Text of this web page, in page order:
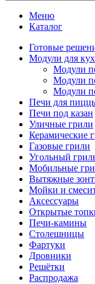
Меню
Каталог
Готовые
Модули для
Модули
Модули
Модули
Печи для
Печи под казан
Уличные грили
Керамические
Газовые грили
Угольный
Мобильные
Вытяжные
Мойки и
Аксессуары
Открытые
Печи-камины
Столешницы
Фартуки
Дровники
Решётки
Распродажа